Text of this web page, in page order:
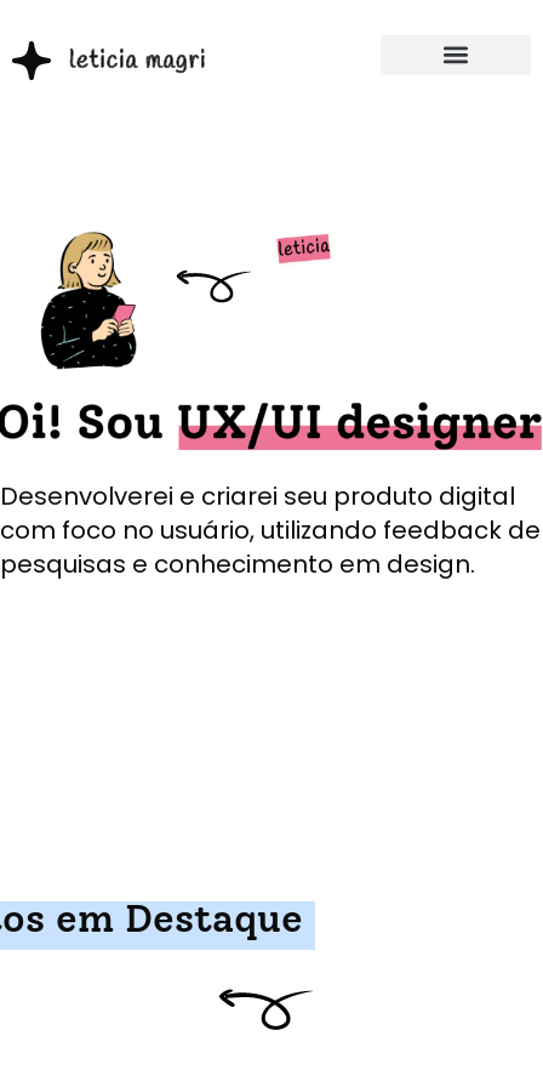
Desenvolverei e criarei seu produto digital
com foco no usuário, utilizando feedback de
pesquisas e conhecimento em design.
em Destaque